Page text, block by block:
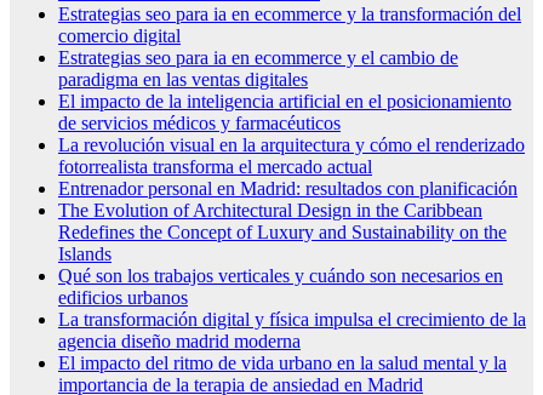
Estrategias seo para ia en ecommerce y la transformación del
comercio digital
Estrategias seo para ia en ecommerce y el cambio de
paradigma en las ventas digitales
El impacto de la inteligencia artificial en el posicionamiento
de servicios médicos y farmacéuticos
La revolución visual en la arquitectura y cómo el renderizado
fotorrealista transforma el mercado actual
Entrenador personal en Madrid: resultados con planificación
The Evolution of Architectural Design in the Caribbean
Redefines the Concept of Luxury and Sustainability on the
Islands
Qué son los trabajos verticales y cuándo son necesarios en
edificios urbanos
La transformación digital y física impulsa el crecimiento de la
agencia diseño madrid moderna
El impacto del ritmo de vida urbano en la salud mental y la
importancia de la terapia de ansiedad en Madrid